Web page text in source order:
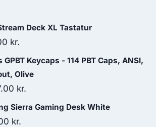
Deck XL Tastatur
kr.
GPBT Keycaps - 114 PBT Caps, ANSI,
Olive
kr.
price
Sierra Gaming Desk White
kr.